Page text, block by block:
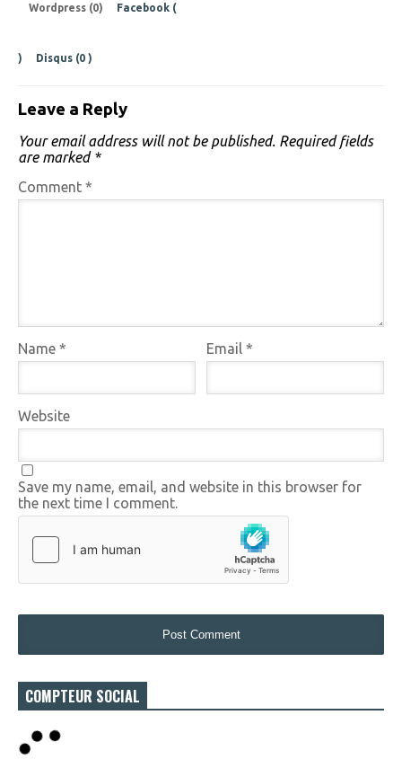
Wordpress (0) Facebook (
) Disqus (0 )
Leave a Reply
Your email address will not be published. Required fields
are marked *
Comment *
Name * Email*
Website
Save my name, email, and website in this browser for
the next time I comment.
COMPTEUR SOCIAL